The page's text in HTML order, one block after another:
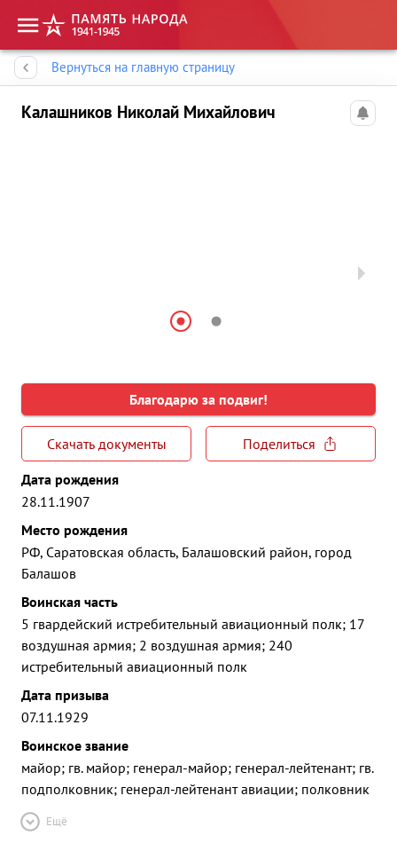
Вернуться на главную страницу
Калашников Николай Михайлович
Благодарю за подвиг!
Скачать документы
Поделиться
Дата рождения
28.11.1907
Место рождения
РФ, Саратовская область, Балашовский район, город
Балашов
Воинская часть
5 гвардейский истребительный авиационный полк; 17
воздушная армия; 2 воздушная армия; 240
истребительный авиационный полк
Дата призыва
07.11.1929
Воинское звание
майор; гв. майор; генерал-майор; генерал-лейтенант; гв.
подполковник; генерал-лейтенант авиации; полковник
Ещё
Память народа